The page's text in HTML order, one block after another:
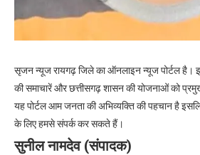
सृजन न्यूज रायगढ़ जिले का ऑनलाइन न्यूज पोर्टल
की समाचारें और छत्तीसगढ़ शासन की योजनाओं को
यह पोर्टल आम जनता की अभिव्यक्ति की पहचान है
के लिए हमसे संपर्क कर सकते हैं।
सुनील नामदेव (संपादक)